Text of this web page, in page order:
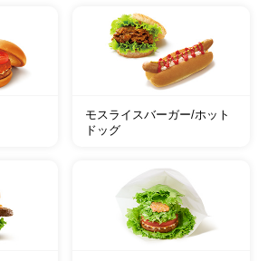
モスライスバーガー/ホット
ドッグ